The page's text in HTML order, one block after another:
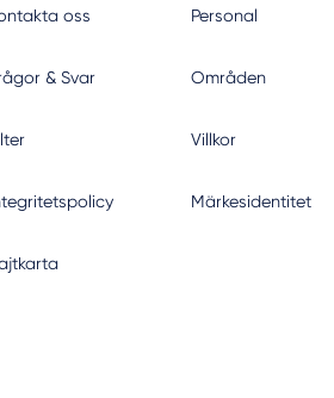
oss Personal
& Svar Områden
Villkor
Märkesidentitet